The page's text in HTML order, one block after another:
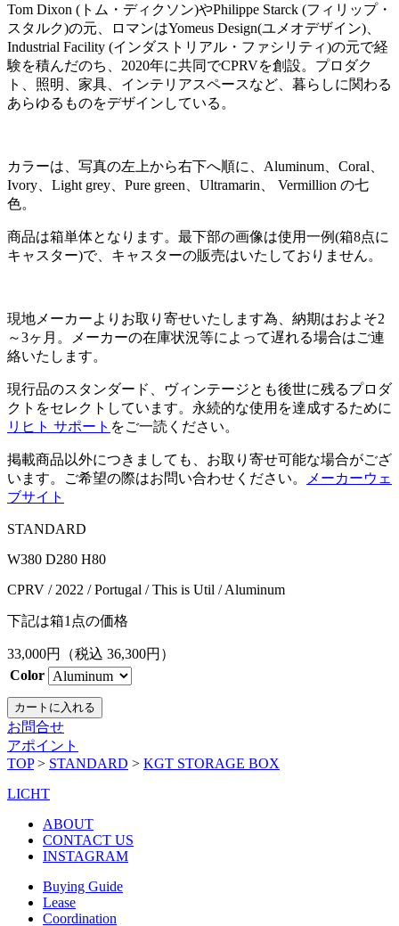
Tom Dixon (トム・ディクソン)やPhilippe Starck (フィリップ・
スタルク)の元、ロマンはYomeus Design(ユメオデザイン)、
Industrial Facility (インダストリアル・ファシリティ)の元で経
験を積んだのち、2020年に共同でCPRVを創設。プロダク
ト、照明、家具、インテリアスペースなど、暮らしに関わる
あらゆるものをデザインしている。
カラーは、写真の左上から右下へ順に、Aluminum、Coral、
Ivory、Light grey、Pure green、Ultramarin、 Vermillion の七
色。
商品は箱単体となります。最下部の画像は使用一例(箱8点に
キャスター)で、キャスターの販売はいたしておりません。
現地メーカーよりお取り寄せいたします為、納期はおよそ2
～3ヶ月。メーカーの在庫状況等によって遅れる場合はご連
絡いたします。
現行品のスタンダード、ヴィンテージとも後世に残るプロダ
クトをセレクトしています。永続的な使用を達成するために
リヒト サポート をご一読ください。
掲載商品以外につきましても、お取り寄せ可能な場合がござ
います。ご希望の際はお問い合わせください。
メーカーウェ
ブサイト
STANDARD
W380 D280 H80
CPRV / 2022 / Portugal / This is Util / Aluminum
下記は箱1点の価格
33,000円（税込 36,300円）
Color
お問合せ
アポイント
TOP > STANDARD > KGT STORAGE BOX
LICHT
ABOUT
CONTACT US
INSTAGRAM
Buying Guide
Lease
Coordination